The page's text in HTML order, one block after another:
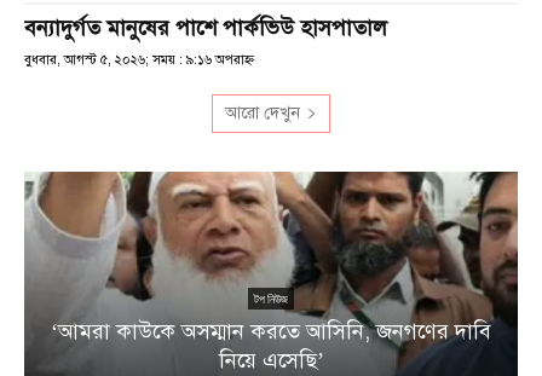
বন্যাদুর্গত মানুষের পাশে পার্কভিউ হাসপাতাল
বুধবার, আগস্ট ৫, ২০২৬; সময় : ৯:১৬ অপরাহ্ণ
আরো দেখুন
টপ নিউজ
‘আমরা কাউকে অসম্মান করতে আসিনি, জনগণের দাবি
নিয়ে এসেছি’